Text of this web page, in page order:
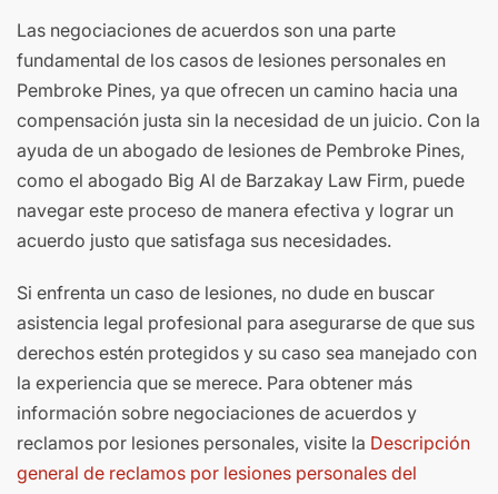
Las negociaciones de acuerdos son una parte
fundamental de los casos de lesiones personales en
Pembroke Pines, ya que ofrecen un camino hacia una
compensación justa sin la necesidad de un juicio. Con la
ayuda de un abogado de lesiones de Pembroke Pines,
como el abogado Big Al de Barzakay Law Firm, puede
navegar este proceso de manera efectiva y lograr un
acuerdo justo que satisfaga sus necesidades.
Si enfrenta un caso de lesiones, no dude en buscar
asistencia legal profesional para asegurarse de que sus
derechos estén protegidos y su caso sea manejado con
la experiencia que se merece. Para obtener más
información sobre negociaciones de acuerdos y
reclamos por lesiones personales, visite la Descripción
general de reclamos por lesiones personales del